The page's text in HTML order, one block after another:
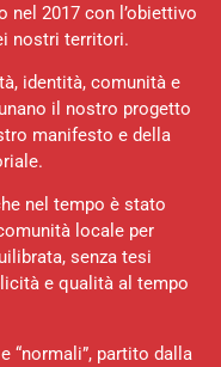
nel 2017 con l’obiettivo
nostri territori.
identità, comunità e
il nostro progetto
manifesto e della
nel tempo è stato
locale per
senza tesi
e qualità al tempo
“normali”, partito dalla